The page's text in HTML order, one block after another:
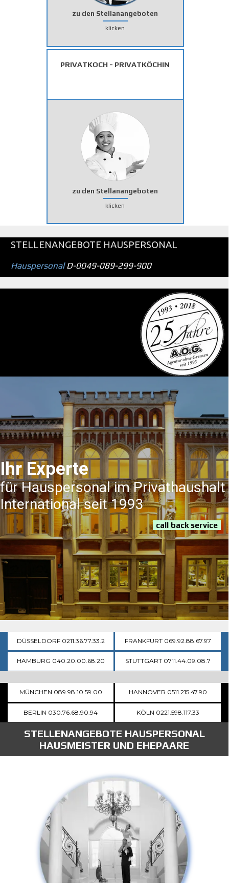
zu den Stellanangeboten
klicken
zu den Stellanangeboten
klicken
PRIVATKOCH - PRIVATKÖCHIN
STELLENANGEBOTE HAUSPERSONAL
HauspersonalD-0049-089-299-900
Ihr Experte
für Hauspersonal im Privathaushalt
International seit 1993
call back service
DÜSSELDORF 0211.36.77.33.2
HAMBURG 040.20.00.68.20
FRANKFURT 069.92.88.67.97
STUTTGART 0711.44.09.08.7
MÜNCHEN 089.98.10.59.00
BERLIN 030.76.68.90.94
HANNOVER 0511.215.47.90
KÖLN 0221.598.117.33
STELLENANGEBOTE HAUSPERSONAL
HAUSMEISTER UND EHEPAARE